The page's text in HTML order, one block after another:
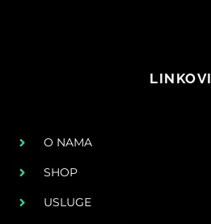
LINKOVI
O NAMA
SHOP
USLUGE